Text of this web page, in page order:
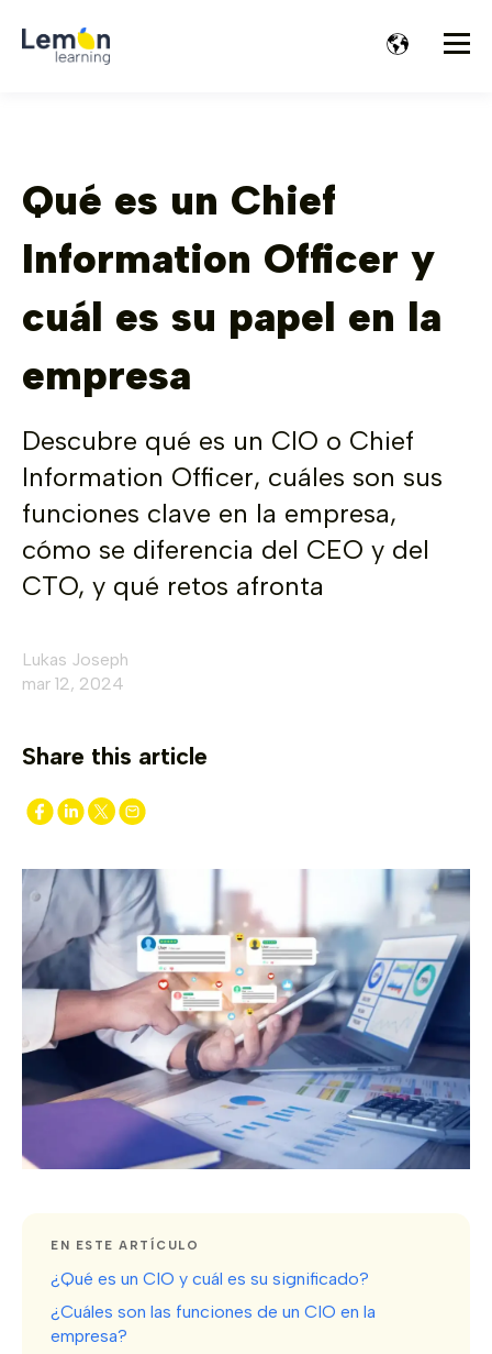
Qué es un Chief
Information Officer y
cuál es su papel en la
empresa
Descubre qué es un CIO o Chief
Information Officer, cuáles son sus
funciones clave en la empresa,
cómo se diferencia del CEO y del
CTO, y qué retos afronta
Lukas Joseph
mar 12, 2024
Share this article
EN ESTE ARTÍCULO
¿Qué es un CIO y cuál es su significado?
¿Cuáles son las funciones de un CIO en la
empresa?